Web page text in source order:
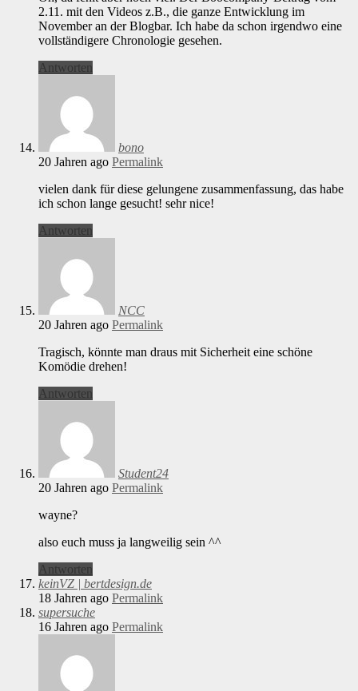
2.11. mit den Videos z.B., die ganze Entwicklung im
November an der Blogbar. Ich habe da schon irgendwo eine
vollständigere Chronologie gesehen.
Antworten
bono
20 Jahren ago Permalink
vielen dank für diese gelungene zusammenfassung, das habe
ich schon lange gesucht! sehr nice!
Antworten
NCC
20 Jahren ago Permalink
Tragisch, könnte man draus mit Sicherheit eine schöne
Komödie drehen!
Antworten
Student24
20 Jahren ago Permalink
wayne?
also euch muss ja langweilig sein ^^
Antworten
keinVZ | bertdesign.de
18 Jahren ago Permalink
supersuche
16 Jahren ago Permalink